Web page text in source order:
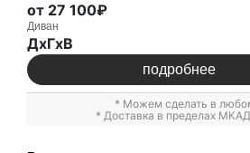
от 27 100₽
Диван
ДxГxВ
подробнее
* Можем сделать в
* Доставка в пределах